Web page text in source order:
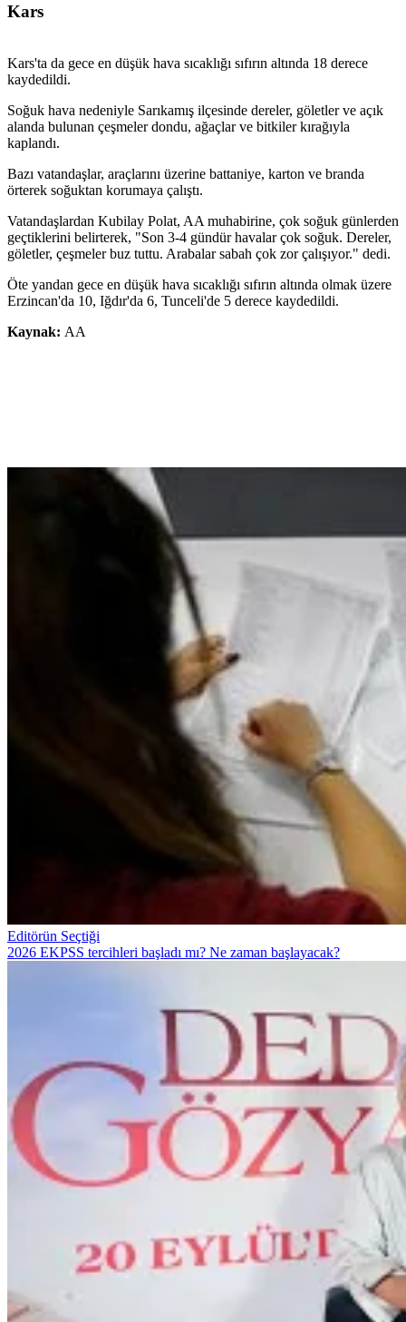
Kars
Kars'ta da gece en düşük hava sıcaklığı sıfırın altında 18 derece
kaydedildi.
Soğuk hava nedeniyle Sarıkamış ilçesinde dereler, göletler ve açık
alanda bulunan çeşmeler dondu, ağaçlar ve bitkiler kırağıyla
kaplandı.
Bazı vatandaşlar, araçlarını üzerine battaniye, karton ve branda
örterek soğuktan korumaya çalıştı.
Vatandaşlardan Kubilay Polat, AA muhabirine, çok soğuk günlerden
geçtiklerini belirterek, "Son 3-4 gündür havalar çok soğuk. Dereler,
göletler, çeşmeler buz tuttu. Arabalar sabah çok zor çalışıyor." dedi.
Öte yandan gece en düşük hava sıcaklığı sıfırın altında olmak üzere
Erzincan'da 10, Iğdır'da 6, Tunceli'de 5 derece kaydedildi.
Kaynak: AA
Editörün Seçtiği
2026 EKPSS tercihleri başladı mı? Ne zaman başlayacak?